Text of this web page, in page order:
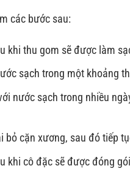
các bước sau:
khi thu gom sẽ được làm
sạch trong một khoảng
nước sạch trong nhiều
bỏ cặn xương, sau đó tiếp
khi cô đặc sẽ được đóng